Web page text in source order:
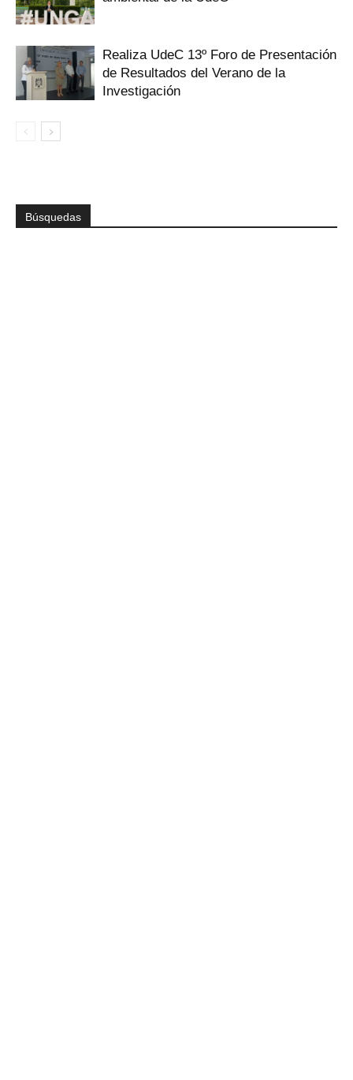
Realiza UdeC 13º Foro de Presentación
de Resultados del Verano de la
Investigación
Búsquedas